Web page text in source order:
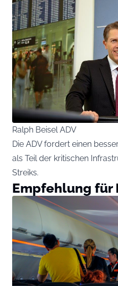
Ralph Beisel ADV
Die ADV fordert einen
als Teil der kritischen
Streiks.
Empfehlung für